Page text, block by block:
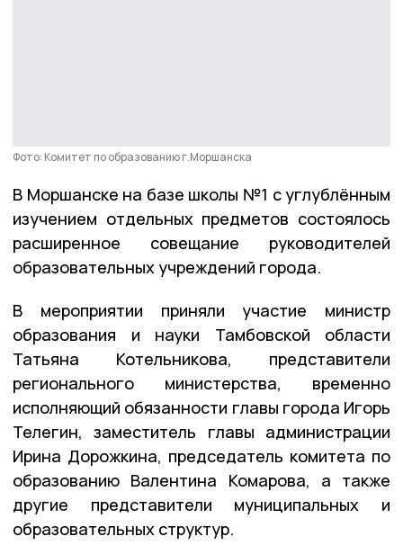
Фото: Комитет по образованию г.Моршанска
В Моршанске на базе школы №1 с углублённым
изучением отдельных предметов состоялось
расширенное совещание руководителей
образовательных учреждений города.
В мероприятии приняли участие министр
образования и науки Тамбовской области
Татьяна Котельникова, представители
регионального министерства, временно
исполняющий обязанности главы города Игорь
Телегин, заместитель главы администрации
Ирина Дорожкина, председатель комитета по
образованию Валентина Комарова, а также
другие представители муниципальных и
образовательных структур.